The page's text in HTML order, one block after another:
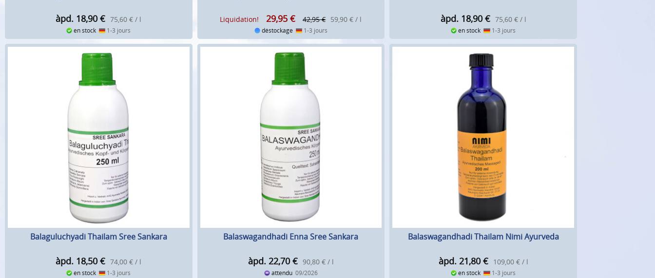
àpd. 18,90 € 75,60 € / l
en stock 1-3 jours
Liquidation! 29,95 € 42,95 € 59,90 € / l
déstockage 1-3 jours
àpd. 18,90 € 75,60 € / l
en stock 1-3 jours
Balaguluchyadi Thailam Sree Sankara
àpd. 18,50 € 74,00 € / l
en stock 1-3 jours
Balaswagandhadi Enna Sree Sankara
àpd. 22,70 € 90,80 € / l
attendu 09/2026
Balaswagandhadi Thailam Nimi Ayurveda
àpd. 21,80 € 109,00 € / l
en stock 1-3 jours